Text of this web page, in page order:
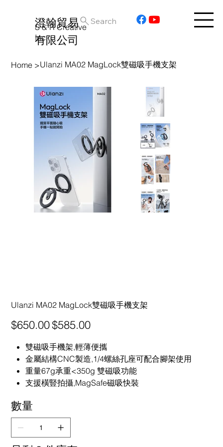
澄翰貿易
有限公司
S & R Creative
Inc.
Search
Home >Ulanzi MA02 MagLock雙磁吸手機支架
Ulanzi MA02 MagLock雙磁吸手機支架
原
始
$650.00
促
銷
$585.00
雙磁吸手機架,輕薄便攜
金屬結構CNC製造,1/4螺絲孔座可配合腳架使用
重量67g承重<350g 雙磁吸功能
支援橫豎拍攝,MagSafe磁吸快裝
數量